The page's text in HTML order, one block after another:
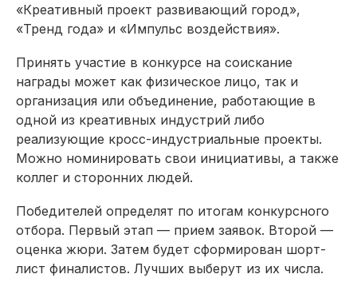
«Креативный проект развивающий город»,
«Тренд года» и «Импульс воздействия».
Принять участие в конкурсе на соискание
награды может как физическое лицо, так и
организация или объединение, работающие в
одной из креативных индустрий либо
реализующие кросс-индустриальные проекты.
Можно номинировать свои инициативы, а также
коллег и сторонних людей.
Победителей определят по итогам конкурсного
отбора. Первый этап — прием заявок. Второй —
оценка жюри. Затем будет сформирован шорт-
лист финалистов. Лучших выберут из их числа.